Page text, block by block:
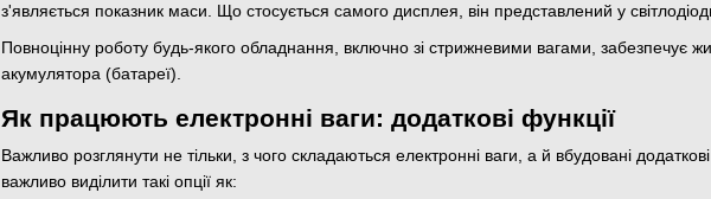
з'являється показник маси. Що стосується самого дисплея, він представлений у
Повноцінну роботу будь-якого обладнання, включно зі стрижневими вагами, забезпечує
акумулятора (батареї).
Як працюють електронні ваги: додаткові функції
Важливо розглянути не тільки, з чого складаються електронні ваги, а й вбудовані
важливо виділити такі опції як: